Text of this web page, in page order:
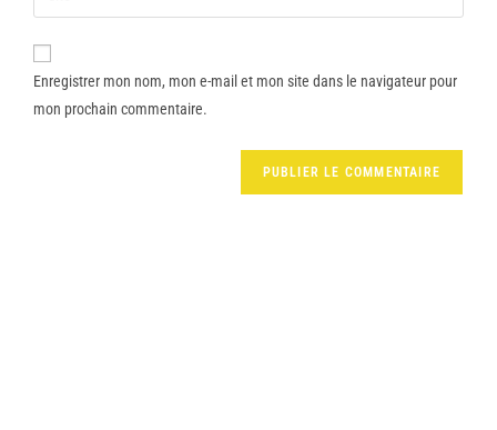
Enregistrer mon nom, mon e-mail et mon site dans le navigateur pour
mon prochain commentaire.